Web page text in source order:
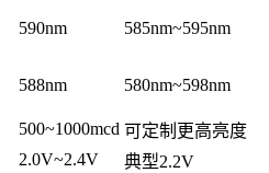
590nm 585nm~595nm
588nm 580nm~598nm
500~1000mcd 可定制更高亮度
2.0V~2.4V 典型2.2V